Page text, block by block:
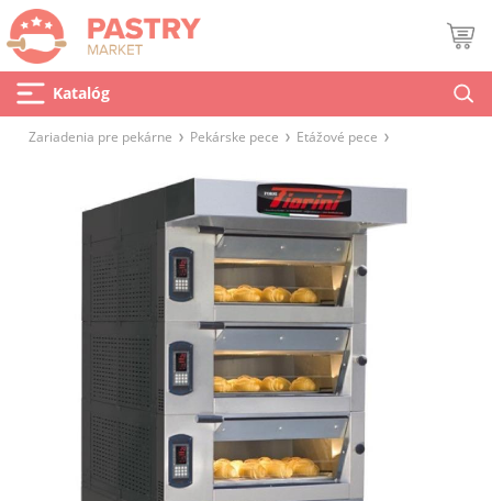
Katalóg
Zariadenia pre pekárne Pekárske pece Etážové pece